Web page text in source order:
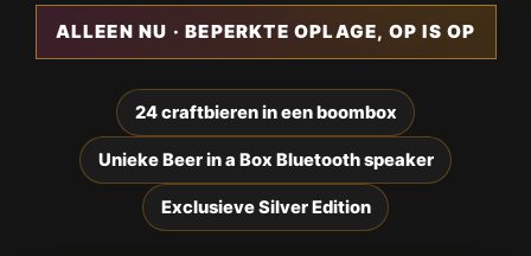
ALLEEN NU · BEPERKTE OPLAGE, OP IS OP
24 craftbieren in een boombox
Unieke Beer in a Box Bluetooth speaker
Exclusieve Silver Edition